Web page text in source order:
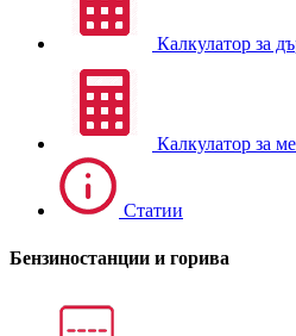
Калкулатор за
Калкулатор за
Статии
Бензиностанции и горива